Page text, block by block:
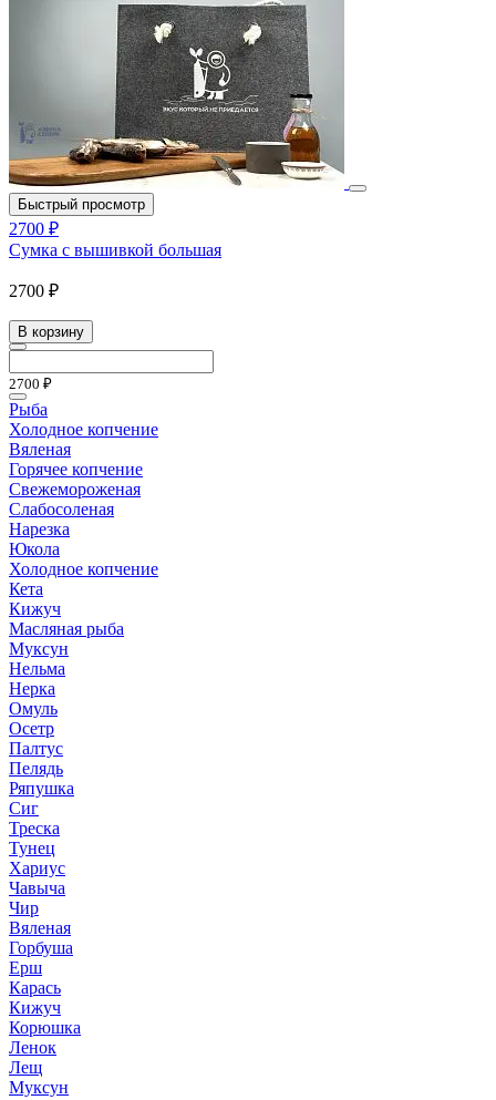
Быстрый просмотр
2700 ₽
Сумка с вышивкой большая
2700 ₽
В корзину
2700 ₽
Рыба
Холодное копчение
Вяленая
Горячее копчение
Свежемороженая
Слабосоленая
Нарезка
Юкола
Холодное копчение
Кета
Кижуч
Масляная рыба
Муксун
Нельма
Нерка
Омуль
Осетр
Палтус
Пелядь
Ряпушка
Сиг
Треска
Тунец
Хариус
Чавыча
Чир
Вяленая
Горбуша
Ерш
Карась
Кижуч
Корюшка
Ленок
Лещ
Муксун